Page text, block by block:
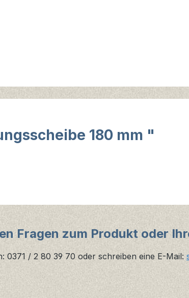
180 mm "
Fragen zum Produkt oder
0371 / 2 80 39 70 oder schreiben eine E-Mail: